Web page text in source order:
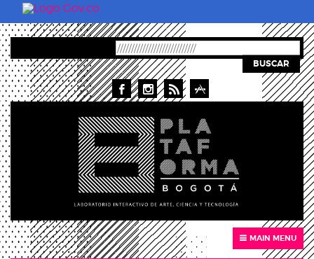
Pasar al contenido principal
BUSCAR
MAIN MENU